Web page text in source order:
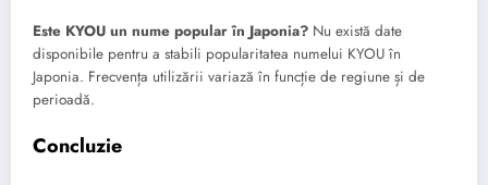
Este KYOU un nume popular în Japonia? Nu există date
disponibile pentru a stabili popularitatea numelui KYOU în
Japonia. Frecvența utilizării variază în funcție de regiune și de
perioadă.
Concluzie